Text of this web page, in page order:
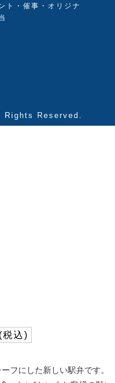
ト・催事・オリジナ
Reserved.
込)
フにした新しい駅弁です。